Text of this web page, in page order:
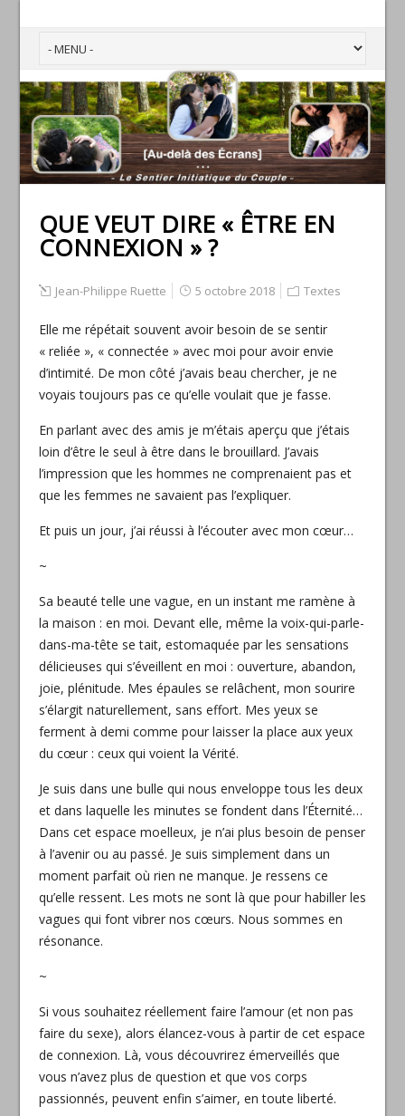
QUE VEUT DIRE « ÊTRE EN
CONNEXION » ?
Jean-Philippe Ruette 5 octobre 2018 Textes
Elle me répétait souvent avoir besoin de se sentir
« reliée », « connectée » avec moi pour avoir envie
d’intimité. De mon côté j’avais beau chercher, je ne
voyais toujours pas ce qu’elle voulait que je fasse.
En parlant avec des amis je m’étais aperçu que j’étais
loin d’être le seul à être dans le brouillard. J’avais
l’impression que les hommes ne comprenaient pas et
que les femmes ne savaient pas l’expliquer.
Et puis un jour, j’ai réussi à l’écouter avec mon cœur…
~
Sa beauté telle une vague, en un instant me ramène à
la maison : en moi. Devant elle, même la voix-qui-parle-
dans-ma-tête se tait, estomaquée par les sensations
délicieuses qui s’éveillent en moi : ouverture, abandon,
joie, plénitude. Mes épaules se relâchent, mon sourire
s’élargit naturellement, sans effort. Mes yeux se
ferment à demi comme pour laisser la place aux yeux
du cœur : ceux qui voient la Vérité.
Je suis dans une bulle qui nous enveloppe tous les deux
et dans laquelle les minutes se fondent dans l’Éternité…
Dans cet espace moelleux, je n’ai plus besoin de penser
à l’avenir ou au passé. Je suis simplement dans un
moment parfait où rien ne manque. Je ressens ce
qu’elle ressent. Les mots ne sont là que pour habiller les
vagues qui font vibrer nos cœurs. Nous sommes en
résonance.
~
Si vous souhaitez réellement faire l’amour (et non pas
faire du sexe), alors élancez-vous à partir de cet espace
de connexion. Là, vous découvrirez émerveillés que
vous n’avez plus de question et que vos corps
passionnés, peuvent enfin s’aimer, en toute liberté.